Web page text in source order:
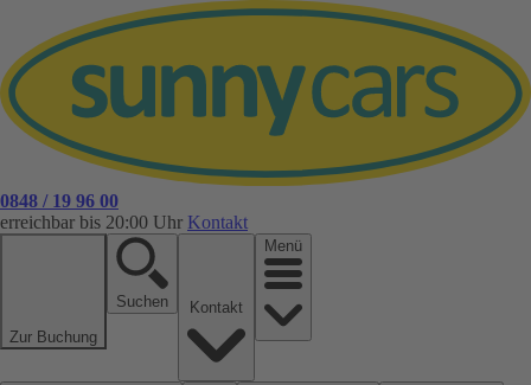
0848 / 19 96 00
erreichbar bis 20:00 Uhr Kontakt
Zur Buchung
Suchen
Menü